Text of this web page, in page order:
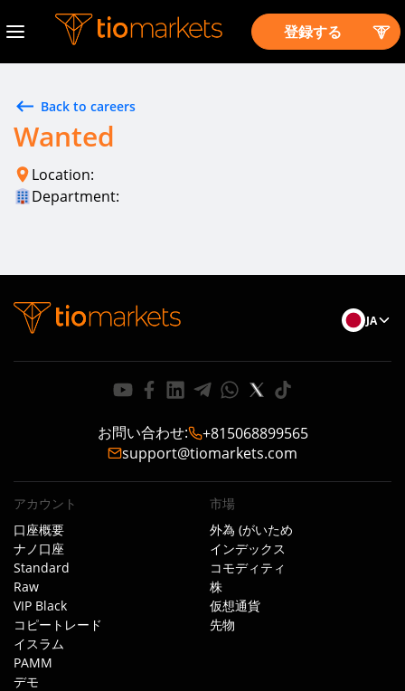
登録する
Back to careers
Wanted
Location:
Department:
JA
お問い合わせ:
+815068899565
support@tiomarkets.com
アカウント
口座概要
ナノ口座
Standard
Raw
VIP Black
コピートレード
イスラム
PAMM
デモ
市場
外為 (がいため
インデックス
コモディティ
株
仮想通貨
先物